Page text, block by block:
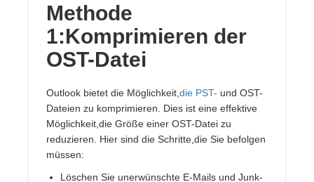
Methode
1:Komprimieren der
OST-Datei
Outlook bietet die Möglichkeit, die PST- und OST-
Dateien zu komprimieren. Dies ist eine effektive
Möglichkeit,die Größe einer OST-Datei zu
reduzieren. Hier sind die Schritte,die Sie befolgen
müssen:
Löschen Sie unerwünschte E-Mails und Junk-